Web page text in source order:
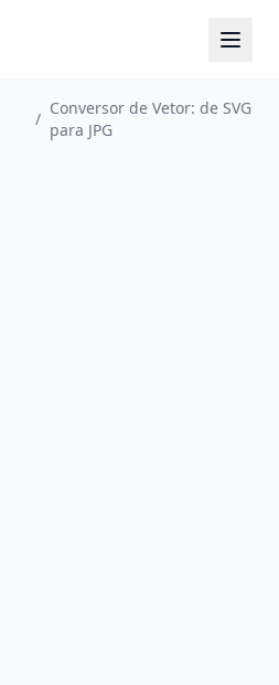
/
Conversor de Vetor: de SVG
para JPG